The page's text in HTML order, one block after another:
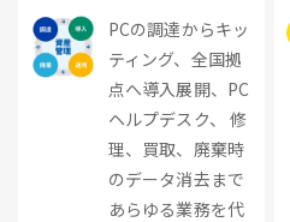
PCの調達からキッ
ティング、全国拠
点へ導入展開、PC
ヘルプデスク、 修
理、買取、廃棄時
のデータ消去まで
あらゆる業務を代